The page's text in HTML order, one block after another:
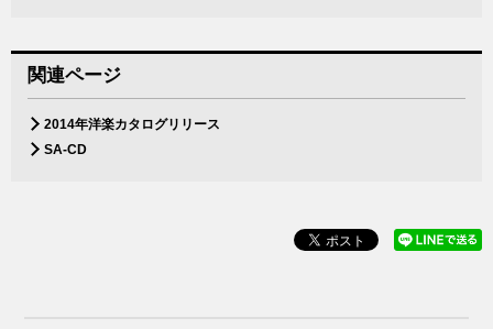
関連ページ
2014年洋楽カタログリリース
SA-CD